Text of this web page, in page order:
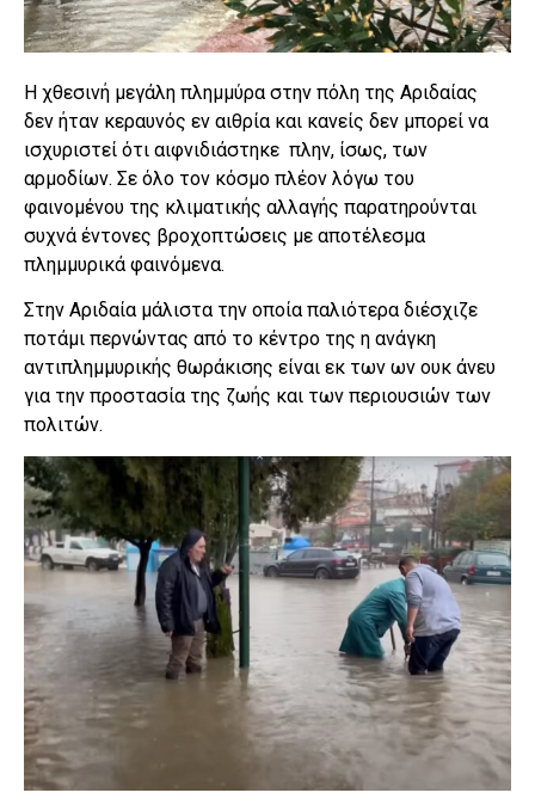
Η χθεσινή μεγάλη πλημμύρα στην πόλη της Αριδαίας
δεν ήταν κεραυνός εν αιθρία και κανείς δεν μπορεί να
ισχυριστεί ότι αιφνιδιάστηκε πλην, ίσως, των
αρμοδίων. Σε όλο τον κόσμο πλέον λόγω του
φαινομένου της κλιματικής αλλαγής παρατηρούνται
συχνά έντονες βροχοπτώσεις με αποτέλεσμα
πλημμυρικά φαινόμενα.
Στην Αριδαία μάλιστα την οποία παλιότερα διέσχιζε
ποτάμι περνώντας από το κέντρο της η ανάγκη
αντιπλημμυρικής θωράκισης είναι εκ των ων ουκ άνευ
για την προστασία της ζωής και των περιουσιών των
πολιτών.